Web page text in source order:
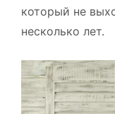
который не
несколько лет.